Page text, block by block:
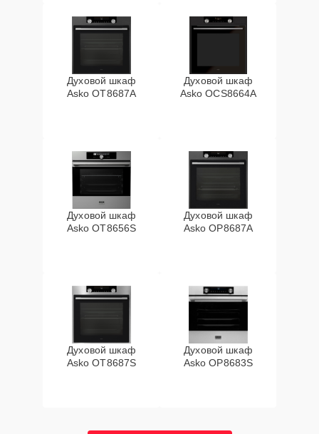
Духовой шкаф
Asko OT8687A
Духовой шкаф
Asko OCS8664A
Духовой шкаф
Asko OT8656S
Духовой шкаф
Asko OP8687A
Духовой шкаф
Asko OT8687S
Духовой шкаф
Asko OP8683S